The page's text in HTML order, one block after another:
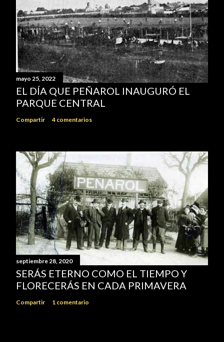
mayo 25, 2022
EL DÍA QUE PEÑAROL INAUGURÓ EL
PARQUE CENTRAL
Compartir 4 comentarios
septiembre 28, 2020
SERÁS ETERNO COMO EL TIEMPO Y
FLORECERÁS EN CADA PRIMAVERA
Compartir 1 comentario